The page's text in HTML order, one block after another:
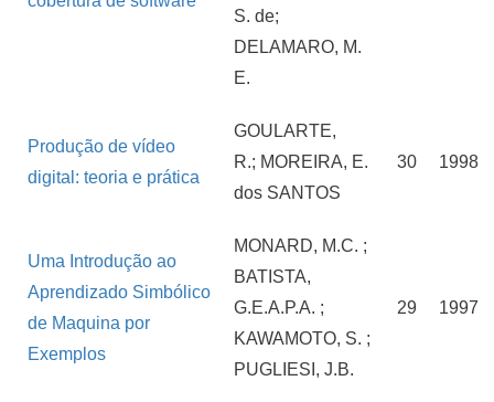
S. de;
DELAMARO, M.
E.
Produção de vídeo
digital: teoria e prática
GOULARTE,
R.; MOREIRA, E.
dos SANTOS
30 1998
Uma Introdução ao
Aprendizado Simbólico
de Maquina por
Exemplos
MONARD, M.C. ;
BATISTA,
G.E.A.P.A. ;
KAWAMOTO, S. ;
PUGLIESI, J.B.
29 1997